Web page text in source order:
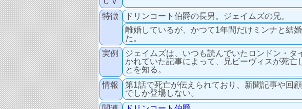
特徴
ドリンコート伯爵の長男。ジェイムズの兄。
離婚しているが、かつて1年間だけミンナと結
た。
実例
ジェイムズは、いつも読んでいたロンドン・タ
かれていた記事によって、兄ビーヴィスが死亡
とを知る。
情報
第1話で死亡が伝えられており、新聞記事や回
でしか登場しない。